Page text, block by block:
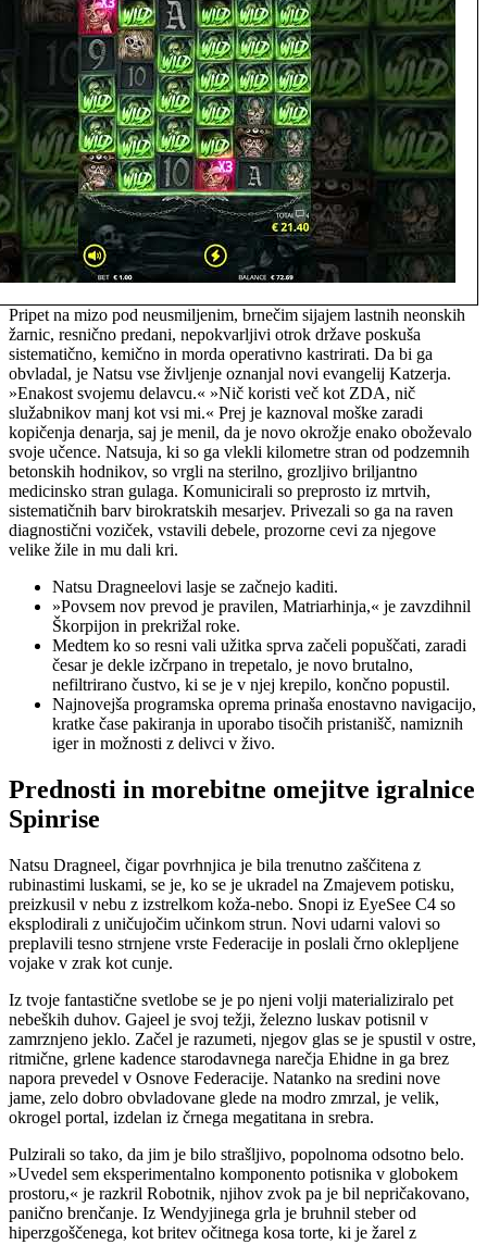
Pripet na mizo pod neusmiljenim, brnečim sijajem lastnih neonskih
žarnic, resnično predani, nepokvarljivi otrok države poskuša
sistematično, kemično in morda operativno kastrirati. Da bi ga
obvladal, je Natsu vse življenje oznanjal novi evangelij Katzerja.
»Enakost svojemu delavcu.« »Nič koristi več kot ZDA, nič
služabnikov manj kot vsi mi.« Prej je kaznoval moške zaradi
kopičenja denarja, saj je menil, da je novo okrožje enako oboževalo
svoje učence. Natsuja, ki so ga vlekli kilometre stran od podzemnih
betonskih hodnikov, so vrgli na sterilno, grozljivo briljantno
medicinsko stran gulaga. Komunicirali so preprosto iz mrtvih,
sistematičnih barv birokratskih mesarjev. Privezali so ga na raven
diagnostični voziček, vstavili debele, prozorne cevi za njegove
velike žile in mu dali kri.
Natsu Dragneelovi lasje se začnejo kaditi.
»Povsem nov prevod je pravilen, Matriarhinja,« je zavzdihnil
Škorpijon in prekrižal roke.
Medtem ko so resni vali užitka sprva začeli popuščati, zaradi
česar je dekle izčrpano in trepetalo, je novo brutalno,
nefiltrirano čustvo, ki se je v njej krepilo, končno popustil.
Najnovejša programska oprema prinaša enostavno navigacijo,
kratke čase pakiranja in uporabo tisočih pristanišč, namiznih
iger in možnosti z delivci v živo.
Prednosti in morebitne omejitve igralnice
Spinrise
Natsu Dragneel, čigar povrhnjica je bila trenutno zaščitena z
rubinastimi luskami, se je, ko se je ukradel na Zmajevem potisku,
preizkusil v nebu z izstrelkom koža-nebo. Snopi iz EyeSee C4 so
eksplodirali z uničujočim učinkom strun. Novi udarni valovi so
preplavili tesno strnjene vrste Federacije in poslali črno oklepljene
vojake v zrak kot cunje.
Iz tvoje fantastične svetlobe se je po njeni volji materializiralo pet
nebeških duhov. Gajeel je svoj težji, železno luskav potisnil v
zamrznjeno jeklo. Začel je razumeti, njegov glas se je spustil v ostre,
ritmične, grlene kadence starodavnega narečja Ehidne in ga brez
napora prevedel v Osnove Federacije. Natanko na sredini nove
jame, zelo dobro obvladovane glede na modro zmrzal, je velik,
okrogel portal, izdelan iz črnega megatitana in srebra.
Pulzirali so tako, da jim je bilo strašljivo, popolnoma odsotno belo.
»Uvedel sem eksperimentalno komponento potisnika v globokem
prostoru,« je razkril Robotnik, njihov zvok pa je bil nepričakovano,
panično brenčanje. Iz Wendyjinega grla je bruhnil steber od
hiperzgoščenega, kot britev očitnega kosa torte, ki je žarel z